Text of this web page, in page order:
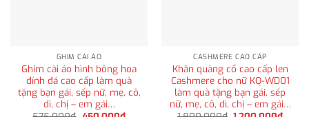
GHIM CÀI ÁO
Ghim cài áo hình bông hoa
đính đá cao cấp làm quà
tặng bạn gái, sếp nữ, mẹ, cô,
dì, chị – em gái…
CASHMERE CAO CẤP
Khăn quàng cổ cao cấp len
Cashmere cho nữ KQ-WD01
làm quà tặng bạn gái, sếp
nữ, mẹ, cô, dì, chị – em gái…